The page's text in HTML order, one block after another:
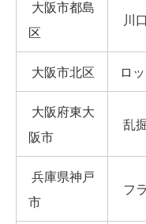
大阪市都島
区
川
大阪市北区 ロ
大阪府東大
阪市
乱
兵庫県神戸
市
フ